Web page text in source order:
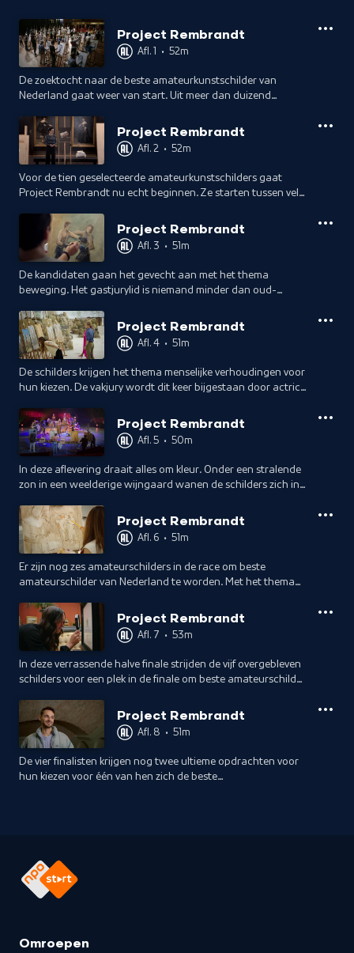
Project Rembrandt
Afl. 1 • 52m
De zoektocht naar de beste amateurkunstschilder van
Nederland gaat weer van start. Uit meer dan duizend
geselecteerd.
Project Rembrandt
Afl. 2 • 52m
Voor de tien geselecteerde amateurkunstschilders gaat
Project Rembrandt nu echt beginnen. Ze starten tussen vele
gast: Amara Onwuka.Project Rembrandt
Afl. 3 • 51m
De kandidaten gaan het gevecht aan met het thema
beweging. Het gastjurylid is niemand minder dan oud-
Prix, Remy Bonjasky.
Project Rembrandt
Afl. 4 • 51m
De schilders krijgen het thema menselijke verhoudingen voor
hun kiezen. De vakjury wordt dit keer bijgestaan door actrice
Project Rembrandt
Afl. 5 • 50m
In deze aflevering draait alles om kleur. Onder een stralende
zon in een weelderige wijngaard wanen de schilders zich in
Project Rembrandt
Afl. 6 • 51m
Er zijn nog zes amateurschilders in de race om beste
amateurschilder van Nederland te worden. Met het thema
kunnen. Te gast: Roeland Fernhout.Project Rembrandt
Afl. 7 • 53m
In deze verrassende halve finale strijden de vijf overgebleven
schilders voor een plek in de finale om beste amateurschilder
Robert ten Brink.
Project Rembrandt
Afl. 8 • 51m
De vier finalisten krijgen nog twee ultieme opdrachten voor
hun kiezen voor één van hen zich de beste
Omroepen